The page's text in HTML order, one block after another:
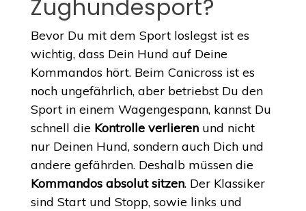
Zughundesport?
Bevor Du mit dem Sport loslegst ist es
wichtig, dass Dein Hund auf Deine
Kommandos hört. Beim Canicross ist es
noch ungefährlich, aber betriebst Du den
Sport in einem Wagengespann, kannst Du
schnell dieKontrolle verlierenund nicht
nur Deinen Hund, sondern auch Dich und
andere gefährden. Deshalb müssen die
Kommandos absolut sitzen. Der Klassiker
sind Start und Stopp, sowie links und